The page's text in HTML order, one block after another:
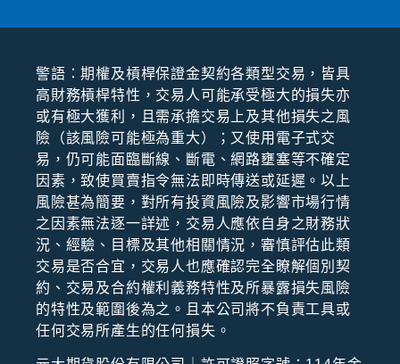
警語：期權及槓桿保證⾦契約各類型交易，皆具
⾼財務槓桿特性，交易⼈可能承受極⼤的損失亦
或有極⼤獲利，且需承擔交易上及其他損失之風
險（該風險可能極為重⼤）；⼜使⽤電⼦式交
易，仍可能⾯臨斷線、斷電、網路壅塞等不確定
因素，致使買賣指令無法即時傳送或延遲。以上
風險甚為簡要，對所有投資風險及影響市場⾏情
之因素無法逐⼀詳述，交易⼈應依⾃⾝之財務狀
況、經驗、⽬標及其他相關情況，審慎評估此類
交易是否合宜，交易⼈也應確認完全瞭解個別契
約、交易及合約權利義務特性及所暴露損失風險
的特性及範圍後為之。且本公司將不負責⼯具或
任何交易所產⽣的任何損失。